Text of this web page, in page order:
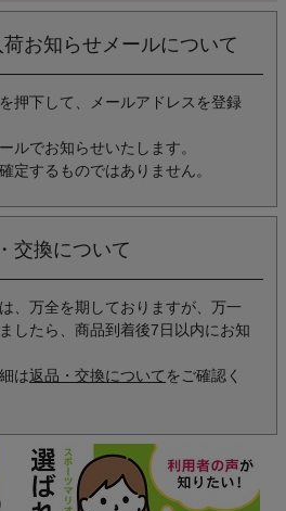
お知らせメールについて
押下して、メールアドレスを登録
ルでお知らせいたします。
定するものではありません。
交換について
、万全を期しておりますが、万一
したら、商品到着後7日以内にお知
は返品・交換について をご確認く